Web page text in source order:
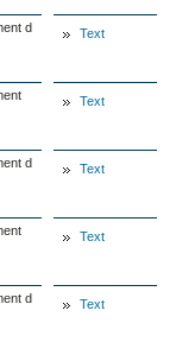
d
Text
Text
d
Text
Text
d
Text